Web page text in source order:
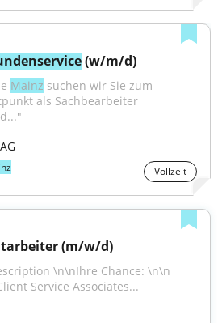
(w/m/d)
Mainz suchen wir Sie zum
AG
Vollzeit
(m/w/d)
\n\nIhre Chance: \n\n
Service Associates...